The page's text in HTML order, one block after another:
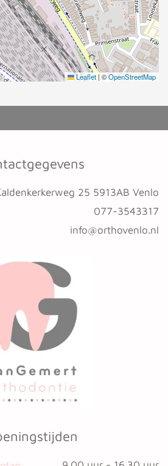
Leaflet | ©OpenStreetMap
25 5913AB Venlo
077-3543317
info@orthovenlo.nl